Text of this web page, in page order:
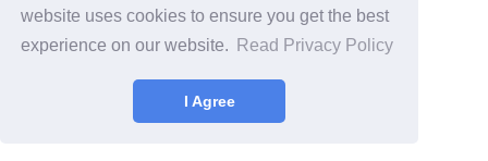
website uses cookies to ensure you get the best
experience on our website.
Read Privacy Policy
I Agree